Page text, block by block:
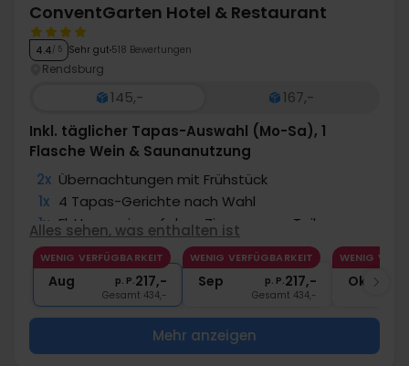
ConventGarten Hotel & Restaurant
4.4/ 5 Sehr gut 518 Bewertungen
Rendsburg
145,-
167,-
Inkl. täglicher Tapas-Auswahl (Mo-Sa), 1
Flasche Wein & Saunanutzung
2x Übernachtungen mit Frühstück
1x 4 Tapas-Gerichte nach Wahl
1x Fl. Hauswein auf dem Zimmer zum Teilen
∞ Saunanutzung m. Bademantel & Badeschuhe
2x 1 Flasche Mineralwasser
Alles sehen, was enthalten ist
WENIG VERFÜGBARKEIT
Aug p. P.217,-
Gesamt 434,-
WENIG VERFÜGBARKEIT
Sep p. P.217,-
Gesamt 434,-
WENIG
Okt
Mehr anzeigen